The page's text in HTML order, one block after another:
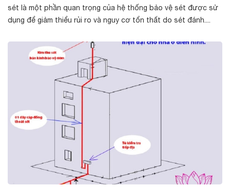
sét là một phần quan trọng của hệ thống bảo vệ sét được sử
dụng để giảm thiểu rủi ro và nguy cơ tổn thất do sét đánh....
Tin tức